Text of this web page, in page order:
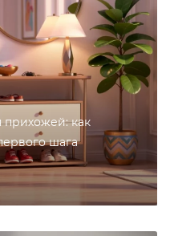
прихожей: как
шага